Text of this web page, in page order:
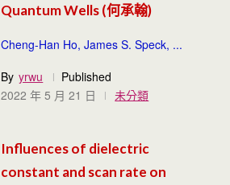
Quantum Wells (何承翰)
Cheng-Han Ho, James S. Speck, ...
By yrwu
Published
2022 年 5 月 21 日
未分類
Influences of dielectric
constant and scan rate on